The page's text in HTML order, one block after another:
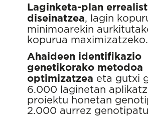
Laginketa-plan
diseinatzea, lagin
minimoarekin
kopurua maximizatzeko.
Ahaideen identifikazio
genetikorako metodoa
optimizatzea eta gutxi
6.000 laginetan
proiektu honetan
2.000 aurrez